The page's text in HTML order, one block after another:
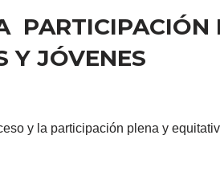
PARTICIPACIÓN
Y JÓVENES
y la participación plena y